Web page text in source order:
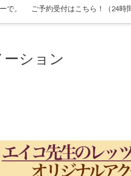
で。
ご予約受付はこちら！（24時
ション